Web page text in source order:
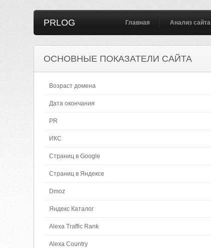
PRLOG Главная Анализ сайта
ОСНОВНЫЕ ПОКАЗАТЕЛИ САЙТА
Возраст домена
Дата окончания
PR
ИКС
Страниц в Google
Страниц в Яндексе
Dmoz
Яндекс Каталог
Alexa Traffic Rank
Alexa Country